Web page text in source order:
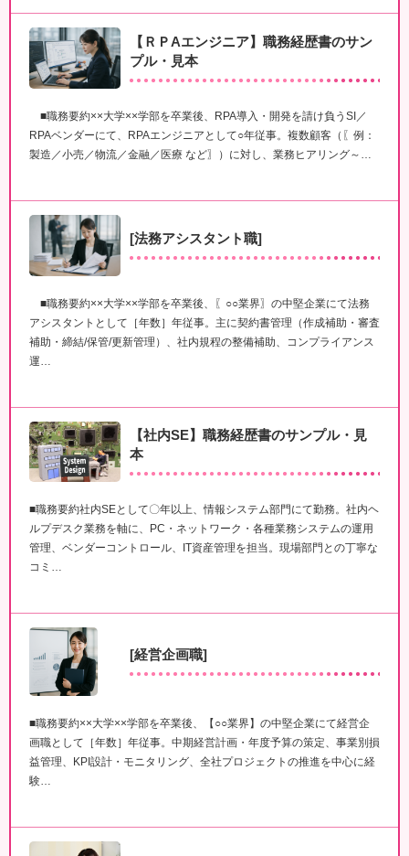
【ＲＰAエンジニア】職務経歴書のサン
プル・見本
■職務要約××大学××学部を卒業後、RPA導入・開発を請け負うSI／
RPAベンダーにて、RPAエンジニアとして○年従事。複数顧客（〖例：
製造／小売／物流／金融／医療 など〗）に対し、業務ヒアリング～…
[法務アシスタント職]
■職務要約××大学××学部を卒業後、〖○○業界〗の中堅企業にて法務
アシスタントとして［年数］年従事。主に契約書管理（作成補助・審査
補助・締結/保管/更新管理）、社内規程の整備補助、コンプライアンス
運…
【社内SE】職務経歴書のサンプル・見
本
■職務要約社内SEとして〇年以上、情報システム部門にて勤務。社内ヘ
ルプデスク業務を軸に、PC・ネットワーク・各種業務システムの運用
管理、ベンダーコントロール、IT資産管理を担当。現場部門との丁寧な
コミ…
[経営企画職]
■職務要約××大学××学部を卒業後、【○○業界】の中堅企業にて経営企
画職として［年数］年従事。中期経営計画・年度予算の策定、事業別損
益管理、KPI設計・モニタリング、全社プロジェクトの推進を中心に経
験…